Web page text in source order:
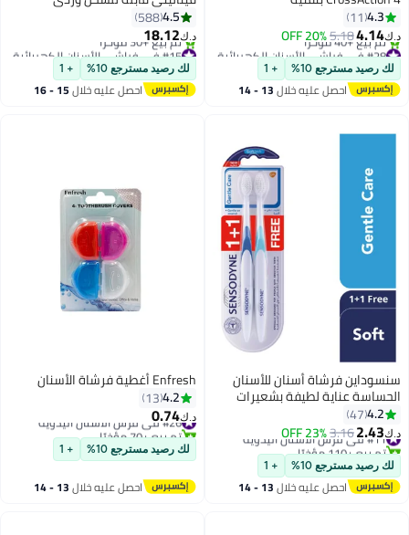
CleanMaximiser - إصدار أسود
4.3
11
د.ك‏4.14
5.18
20% OFF
#28 في فراشي الأسنان الكهربائية
أقل سعر في 30 يوم
تم بيع +40 مؤخرًا
#28 في فراشي الأسنان الكهربائية
لك رصيد مسترجع 10% + 1
احصل عليه خلال 13 - 14
4.5
588
د.ك‏18.12
#15 في فراشي الأسنان الكهربائية
باقي 1 وحدات في المخزون
تم بيع +30 مؤخرًا
#15 في فراشي الأسنان الكهربائية
لك رصيد مسترجع 10% + 1
احصل عليه خلال 15 - 16
سنسوداين فرشاة أسنان للأسنان
الحساسة عناية لطيفة بشعيرات
ناعمة مجموعة من قطعتين
4.2
47
د.ك‏2.43
3.16
23% OFF #11 في فرش الأسنان اليدوية
تم بيع +110 مؤخرًا
#11 في فرش الأسنان اليدوية
لك رصيد مسترجع 10% + 1
احصل عليه خلال 13 - 14
اغسطس
Enfresh أغطية فرشاة الأسنان
4.2
13
د.ك‏0.74
#26 في فرش الأسنان اليدوية
تم بيع +70 مؤخرًا
#26 في فرش الأسنان اليدوية
لك رصيد مسترجع 10% + 1
احصل عليه خلال 13 - 14
اغسطس